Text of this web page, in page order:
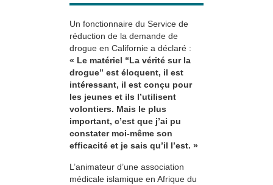
Un fonctionnaire du Service de
réduction de la demande de
drogue en Californie a déclaré :
« Le matériel “La vérité sur la
drogue” est éloquent, il est
intéressant, il est conçu pour
les jeunes et ils l’utilisent
volontiers. Mais le plus
important, c’est que j’ai pu
constater moi-même son
efficacité et je sais qu’il l’est. »
L’animateur d’une association
médicale islamique en Afrique du